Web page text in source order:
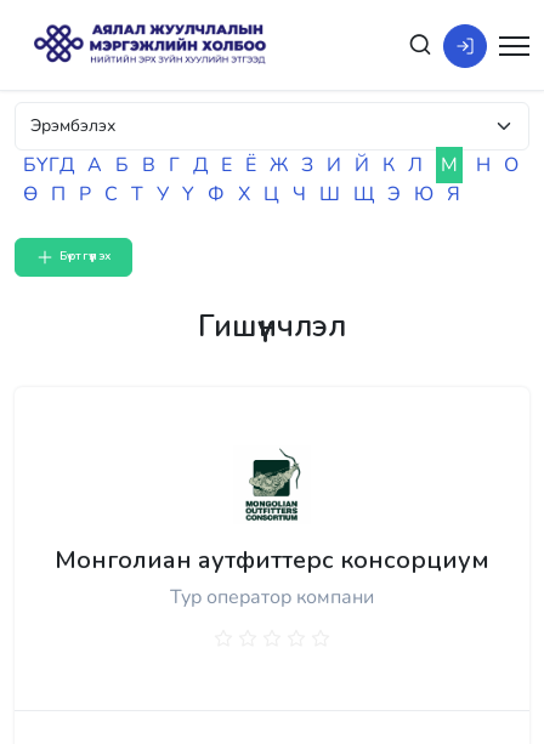
БҮГД А Б В Г Д Е Ё Ж З И Й К Л М Н О
Ө П Р С Т У Ү Ф Х Ц Ч Ш Щ Э Ю Я
Бүртгүүлэх
Гишүүнчлэл
Монголиан аутфиттерс консорциум
Тур оператор компани